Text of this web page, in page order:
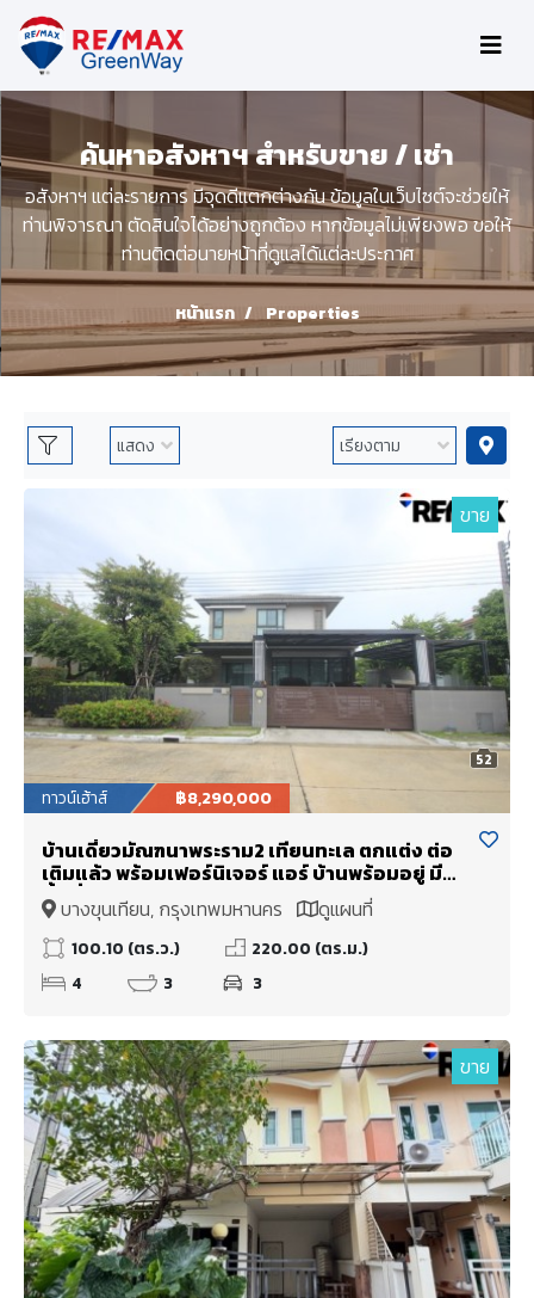
ค้นหาอสังหาฯ สำหรับขาย / เช่า
อสังหาฯ แต่ละรายการ มีจุดดีแตกต่างกัน ข้อมูลในเว็บไซต์จะช่วยให้
ท่านพิจารณา ตัดสินใจได้อย่างถูกต้อง หากข้อมูลไม่เพียงพอ ขอให้
ท่านติดต่อนายหน้าที่ดูแลได้แต่ละประกาศ
หน้าแรก Properties
52
ขาย
ทาวน์เฮ้าส์ ฿8,290,000
บ้านเดี่ยวมัณฑนาพระราม2 เทียนทะเล ตกแต่ง ต่อ
เติมแล้ว พร้อมเฟอร์นิเจอร์ แอร์ บ้านพร้อมอยู่ มี
พื้นที่สวน ต้นโครงการใกล้ป้อมยาม สโมสร สระว่าย
น้ำ ใกล้เซ็นทรัลพระราม2 โรงเรียนสวนกุหลาบ
สำนักงานขนส่ง ทางด่วนพระราม2
บางขุนเทียน, กรุงเทพมหานคร ดูแผนที่
100.10 (ตร.ว.)
220.00 (ตร.ม.)
4
3 3
ขาย